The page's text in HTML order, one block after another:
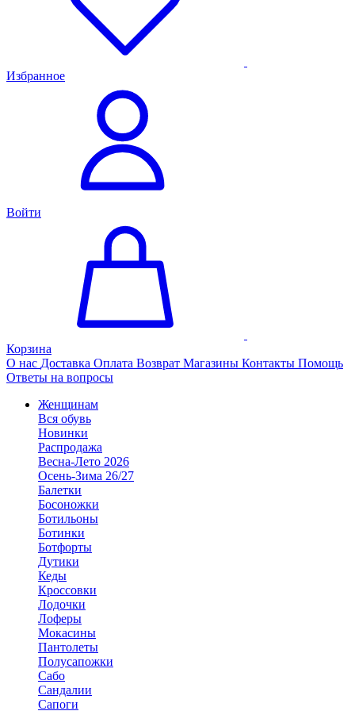
Избранное
Войти
Корзина
О нас Доставка Оплата Возврат Магазины Контакты Помощь
Ответы на вопросы
Женщинам
Вся обувь
Новинки
Распродажа
Весна-Лето 2026
Осень-Зима 26/27
Балетки
Босоножки
Ботильоны
Ботинки
Ботфорты
Дутики
Кеды
Кроссовки
Лодочки
Лоферы
Мокасины
Пантолеты
Полусапожки
Сабо
Сандалии
Сапоги